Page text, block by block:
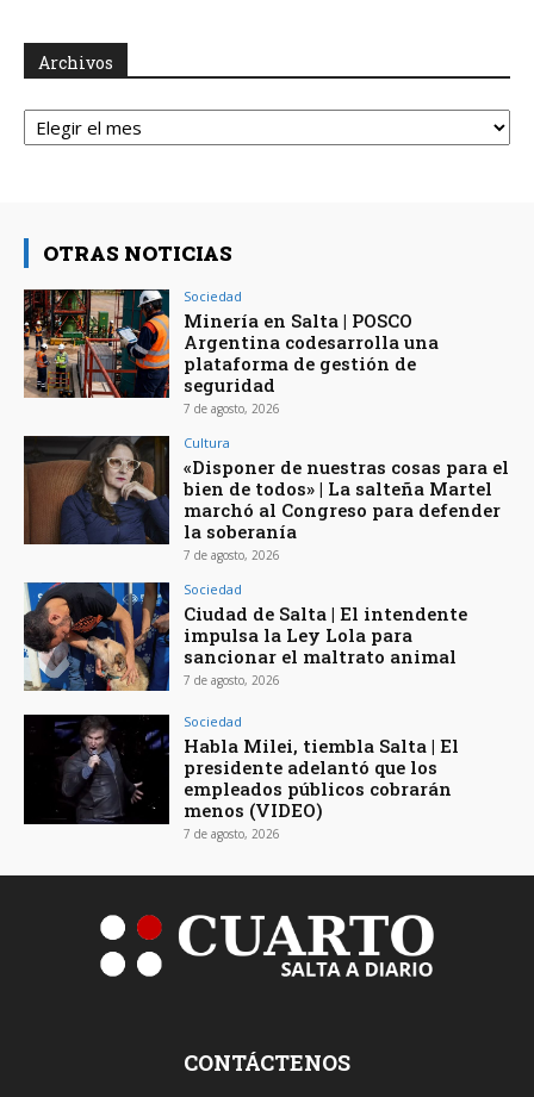
Archivos
Archivos
OTRAS NOTICIAS
Sociedad
Minería en Salta | POSCO
Argentina codesarrolla una
plataforma de gestión de
seguridad
7 de agosto, 2026
Cultura
«Disponer de nuestras cosas para el
bien de todos» | La salteña Martel
marchó al Congreso para defender
la soberanía
7 de agosto, 2026
Sociedad
Ciudad de Salta | El intendente
impulsa la Ley Lola para
sancionar el maltrato animal
7 de agosto, 2026
Sociedad
Habla Milei, tiembla Salta | El
presidente adelantó que los
empleados públicos cobrarán
menos (VIDEO)
7 de agosto, 2026
CONTÁCTENOS